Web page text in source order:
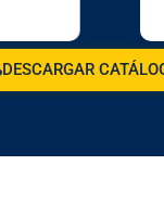
DESCARGAR